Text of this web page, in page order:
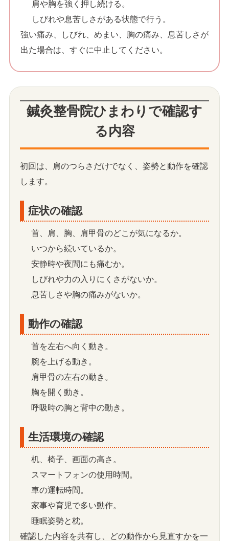
肩や胸を強く押し続ける。
しびれや息苦しさがある状態で行う。
強い痛み、しびれ、めまい、胸の痛み、息苦しさが
出た場合は、すぐに中止してください。
鍼灸整骨院ひまわりで確認す
る内容
初回は、肩のつらさだけでなく、姿勢と動作を確認
します。
症状の確認
首、肩、胸、肩甲骨のどこが気になるか。
いつから続いているか。
安静時や夜間にも痛むか。
しびれや力の入りにくさがないか。
息苦しさや胸の痛みがないか。
動作の確認
首を左右へ向く動き。
腕を上げる動き。
肩甲骨の左右の動き。
胸を開く動き。
呼吸時の胸と背中の動き。
生活環境の確認
机、椅子、画面の高さ。
スマートフォンの使用時間。
車の運転時間。
家事や育児で多い動作。
睡眠姿勢と枕。
確認した内容を共有し、どの動作から見直すかを一